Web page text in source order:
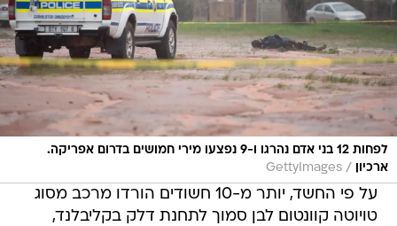
לפחות 12 בני אדם נהרגו ו-9 נפצעו מירי חמושים בדרום אפריקה.
ארכיון
/
GettyImages
על פי החשד, יותר מ-10 חשודים הורדו מרכב מסוג
טויוטה קוונטום לבן סמוך לתחנת דלק בקליבלנד,